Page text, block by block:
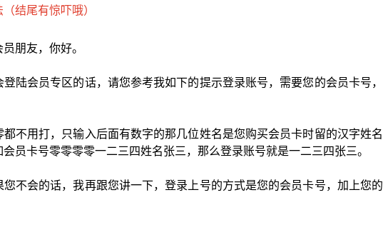
朋友，你好。
陆会员专区的话，请您参考我如下的提示登录账号，需要您的会员卡号，
都不用打，只输入后面有数字的那几位姓名是您购买会员卡时留的汉字姓名
员卡号零零零零一二三四姓名张三，那么登录账号就是一二三四张三。
您不会的话，我再跟您讲一下，登录上号的方式是您的会员卡号，加上您的